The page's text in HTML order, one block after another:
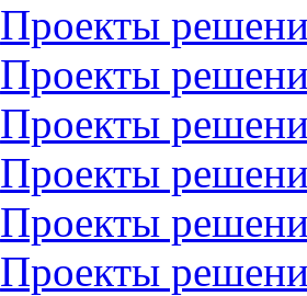
Проекты
Проекты
Проекты
Проекты
Проекты
Проекты